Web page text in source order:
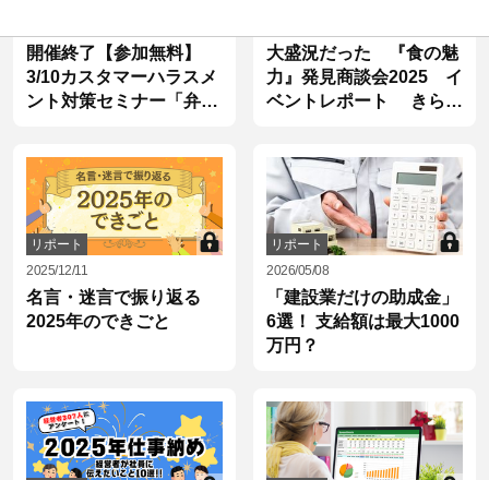
開催終了【参加無料】
3/10カスタマーハラスメ
ント対策セミナー「弁護
13：00から。後日アーカ
イブ視聴も可能
大盛況だった 『食の魅
力』発見商談会2025 イ
ベントレポート きらや
リポート
2025/12/11
名言・迷言で振り返る
2025年のできごと
リポート
2026/05/08
「建設業だけの助成金」
6選！ 支給額は最大1000
万円？